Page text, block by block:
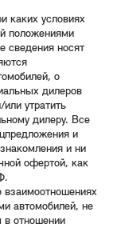
каких условиях
положениями
сведения носят
о
дилеров
утратить
дилеру. Все
и
и ни
офертой, как
автомобилей, не
в отношении